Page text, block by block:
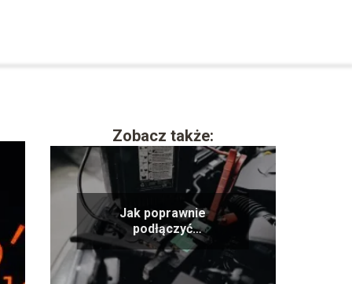
Zobacz także:
Jak poprawnie
podłączyć
samochodowy
akumulator: praktyczny
poradnik